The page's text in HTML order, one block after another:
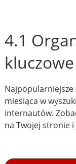
4.1
kluczowe
Najpopularniejsze
miesiąca w
internautów.
na Twojej stronie